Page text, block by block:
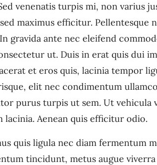
venenatis turpis mi, non varius
maximus efficitur.
gravida ante nec eleifend
ut. Duis in erat quis dui
et eros quis, lacinia tempor
elit nec condimentum
purus turpis ut sem. Ut vehicula
lacinia. Aenean quis efficitur odio.
quis ligula nec diam fermentum
tincidunt, metus augue